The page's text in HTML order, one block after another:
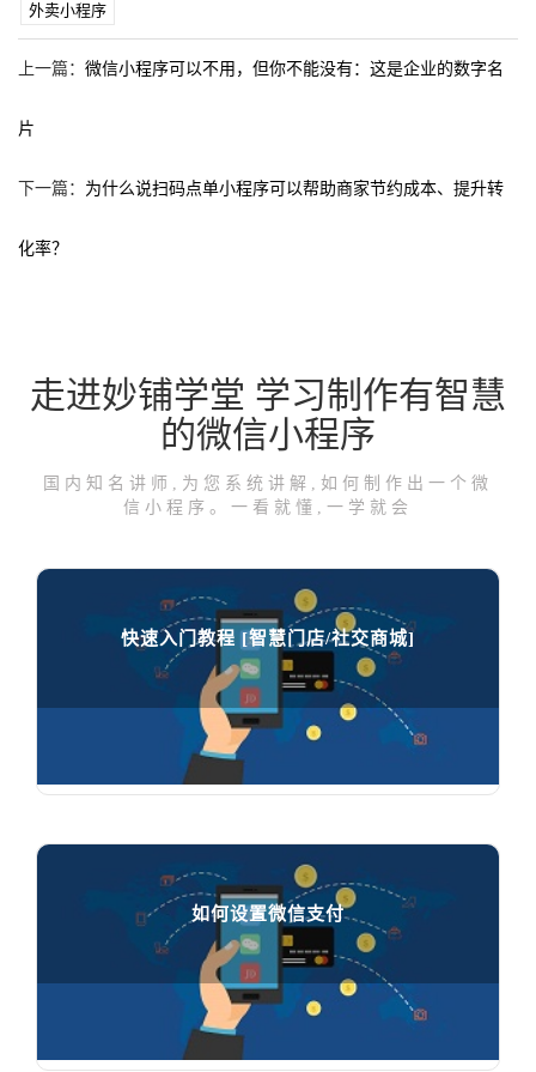
外卖小程序
上一篇： 微信小程序可以不用，但你不能没有：这是企业的数字名
片
下一篇： 为什么说扫码点单小程序可以帮助商家节约成本、提升转
化率？
走进妙铺学堂 学习制作有智慧
的微信小程序
国内知名讲师,为您系统讲解,如何制作出一个微
信小程序。一看就懂,一学就会
快速入门教程 [智慧门店/社交商城]
快速入门教程 [智慧门店/社交商城]
如何设置微信支付